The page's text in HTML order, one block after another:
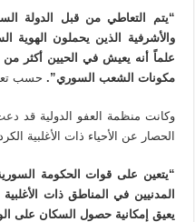
“يتم التعاطي من قبل الدولة
والأشرفية الذين يحملون الهوية
مكونات الشعب السوري”. حسب
وكانت منظمة العفو الدولية قد
الحصار عن الأحياء ذات الأغلبية
“يتعين على قوات الحكومة
المدنيين في المناطق ذات
يعيق إمكانية حصول السكان على